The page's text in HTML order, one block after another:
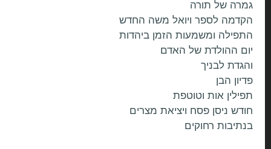
גמרה של תורה
הקדמה לספר ויואל משה החדש
התפילה ומשמעות הזמן ביהדות
יום ההולדת של האדם
והגדת לבניך
פדיון הבן
תפילין אות וטוטפת
חודש ניסן פסח ויציאת מצרים
בנתיבות רחוקים